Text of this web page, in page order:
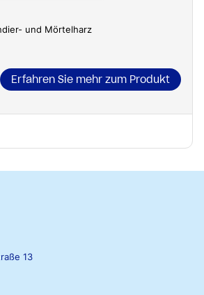
und Mörtelharz
Erfahren Sie mehr zum Produkt
13